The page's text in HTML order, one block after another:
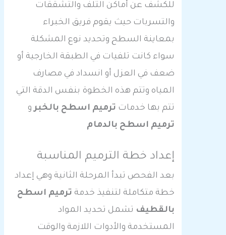
للكشف عن أماكن التلف والتشققات
والتسربات حيث يقوم فريق الخبراء
بمعاينة السطح وتحديد نوع المشكلة
سواء كانت تلفيات في الطبقة الخارجية أو
ضعف في العزل أو انسداد في مصارف
المياه وتتم هذه الخطوة بنفس الدقة التي
تتم بها خدماتترميم اسطح بالخبرو
ترميم اسطح بالدمام
إعداد خطة الترميم المناسبة
بعد الفحص تبدأ المرحلة الثانية وهي إعداد
خطة متكاملة لتنفيذ خدمةترميم اسطح
بالقطيفتشمل تحديد المواد
المستخدمة والأدوات اللازمة والوقت